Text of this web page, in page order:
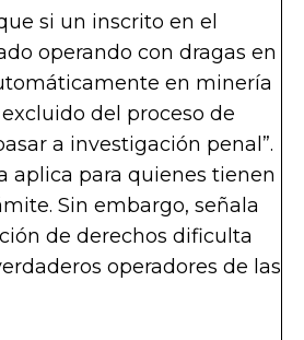
si un inscrito en el
operando con dragas en
en minería
del proceso de
a investigación penal”.
aplica para quienes tienen
Sin embargo, señala
de derechos dificulta
operadores de las